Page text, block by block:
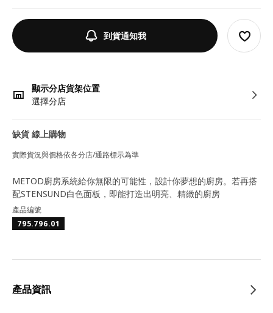
到貨通知我
顯示分店貨架位置
選擇分店
缺貨 線上購物
實際貨況與價格依各分店/通路標示為準
METOD廚房系統給你無限的可能性，設計你夢想的廚房。若再搭
配STENSUND白色面板，即能打造出明亮、精緻的廚房
產品編號
795.796.01
產品資訊